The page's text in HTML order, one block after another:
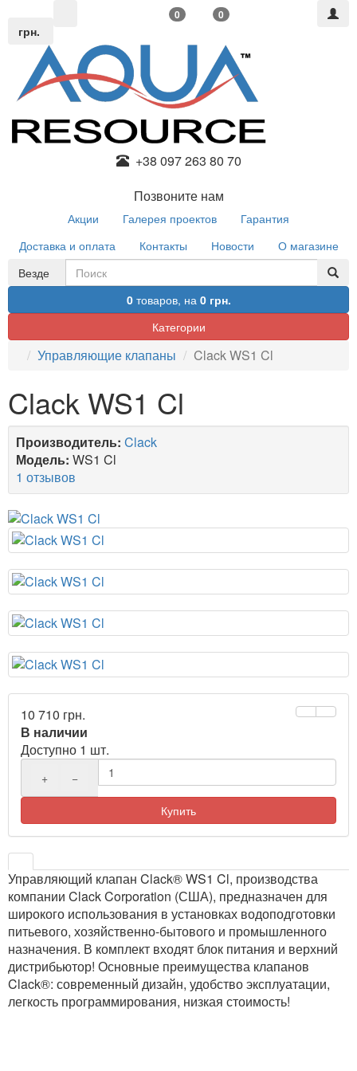
грн.
0 0
+38 097 263 80 70
Позвоните нам
Акции Галерея проектов
Гарантия
Доставка и оплата
Контакты Новости
О магазине
Везде
0товаров, на 0 грн.
Категории
Управляющие клапаны Clack WS1 Cl
Clack WS1 Cl
Производитель: Clack
Модель: WS1 Cl
1 отзывов
10 710 грн.
В наличии
Доступно 1 шт.
+ −
Купить
Управляющий клапан Clack® WS1 Cl, производства
компании Clack Corporation (США), предназначен для
широкого использования в установках водоподготовки
питьевого, хозяйственно-бытового и промышленного
назначения. В комплект входят блок питания и верхний
дистрибьютор! Основные преимущества клапанов
Clack®: современный дизайн, удобство эксплуатации,
легкость программирования, низкая стоимость!